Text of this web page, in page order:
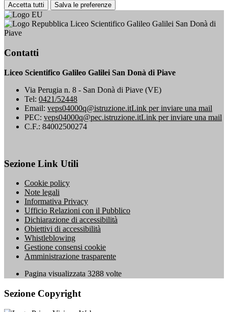
Accetta tutti Salva le preferenze
Liceo Scientifico Galileo Galilei San Donà di
Piave
Contatti
Liceo Scientifico Galileo Galilei San Donà di Piave
Via Perugia n. 8 - San Donà di Piave (VE)
Tel: 0421/52448
Email: veps04000q@istruzione.itLink per inviare una mail
PEC: veps04000q@pec.istruzione.itLink per inviare una mail
C.F.: 84002500274
Sezione Link Utili
Cookie policy
Note legali
Informativa Privacy
Ufficio Relazioni con il Pubblico
Dichiarazione di accessibilità
Obiettivi di accessibilità
Whistleblowing
Gestione consensi cookie
Amministrazione trasparente
Pagina visualizzata 3288 volte
Sezione Copyright